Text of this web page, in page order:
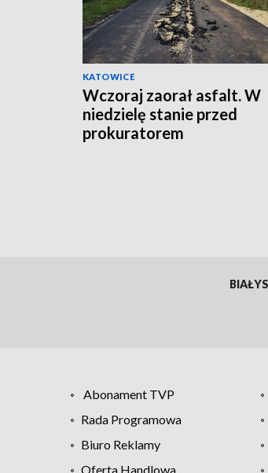
KATOWICE
Wczoraj zaorał asfalt. W
niedzielę stanie przed
prokuratorem
Abonament TVP
Rada Programowa
Biuro Reklamy
Oferta Handlowa